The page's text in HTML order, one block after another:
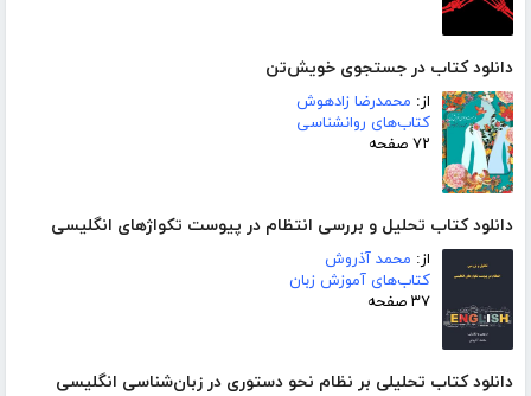
دانلود کتاب در جستجوی خویش‌تن
از: محمدرضا زادهوش
کتاب‌های روانشناسی
۷۲ صفحه
دانلود کتاب تحلیل و بررسی انتظام در پیوست تکواژهای انگلیسی
از: محمد آذروش
کتاب‌های آموزش زبان
۳۷ صفحه
دانلود کتاب تحلیلی بر نظام نحو دستوری در زبان‌شناسی انگلیسی